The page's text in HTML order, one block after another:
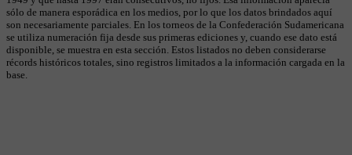
sólo de manera esporádica en los medios, por lo que los datos brindados aquí
son necesariamente parciales. En los torneos de la Confederación Sudamericana
se utiliza numeración fija desde sus primeras ediciones y, cuando ese dato está
disponible, se muestra en esta sección. Estos listados no deben considerarse
récords históricos totales, sino registros limitados a la información cargada en la
base.